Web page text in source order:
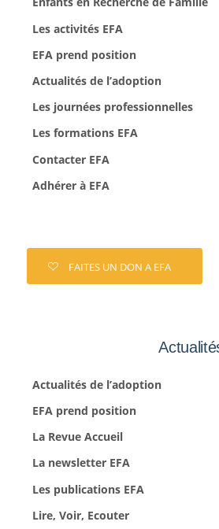
Les activités EFA
EFA prend position
Actualités de l’adoption
Les journées professionnelles
Les formations EFA
Contacter EFA
Adhérer à EFA
FAITES UN DON A EFA
Actualités de l’adoption
EFA prend position
La Revue Accueil
La newsletter EFA
Les publications EFA
Lire, Voir, Ecouter